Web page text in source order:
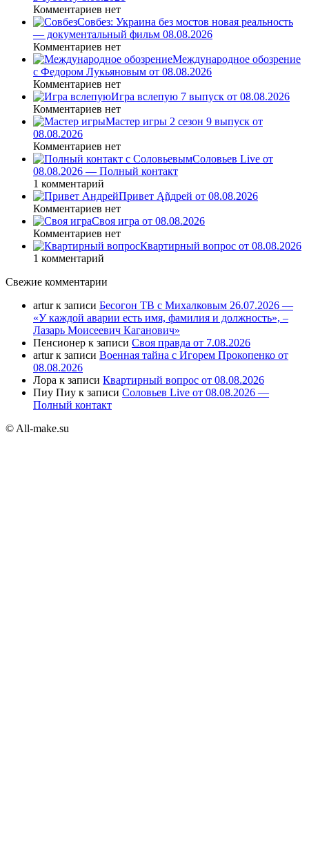
Комментариев нет
Совбез: Украина без мостов новая реальность
— документальный фильм 08.08.2026
Комментариев нет
Международное обозрение
с Федором Лукьяновым от 08.08.2026
Комментариев нет
Игра вслепую 7 выпуск от 08.08.2026
Комментариев нет
Мастер игры 2 сезон 9 выпуск от
08.08.2026
Комментариев нет
Соловьев Live от
08.08.2026 — Полный контакт
1 комментарий
Привет Ąñдpей от 08.08.2026
Комментариев нет
Своя игра от 08.08.2026
Комментариев нет
Квартирный вопрос от 08.08.2026
1 комментарий
Свежие комментарии
arturк записи Бесогон ТВ с Михалковым 26.07.2026 —
«У каждой аварии есть имя, фамилия и должность», –
Лазарь Моисеевич Каганович»
Пенсионер к записи Своя правда от 7.08.2026
arturк записи Военная тайна с Игорем Прокопенко от
08.08.2026
Лора к записи Квартирный вопрос от 08.08.2026
Пиу Пиу к записи Соловьев Live от 08.08.2026 —
Полный контакт
© All-make.su